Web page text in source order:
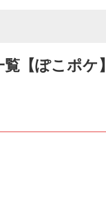
【ぽこポケ】